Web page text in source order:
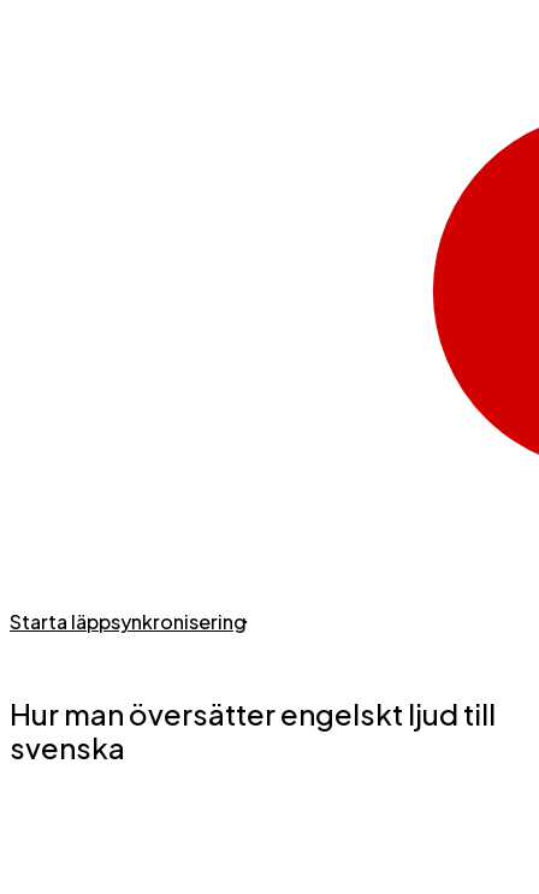
Starta läppsynkronisering
Hur man översätter engelskt ljud till
svenska